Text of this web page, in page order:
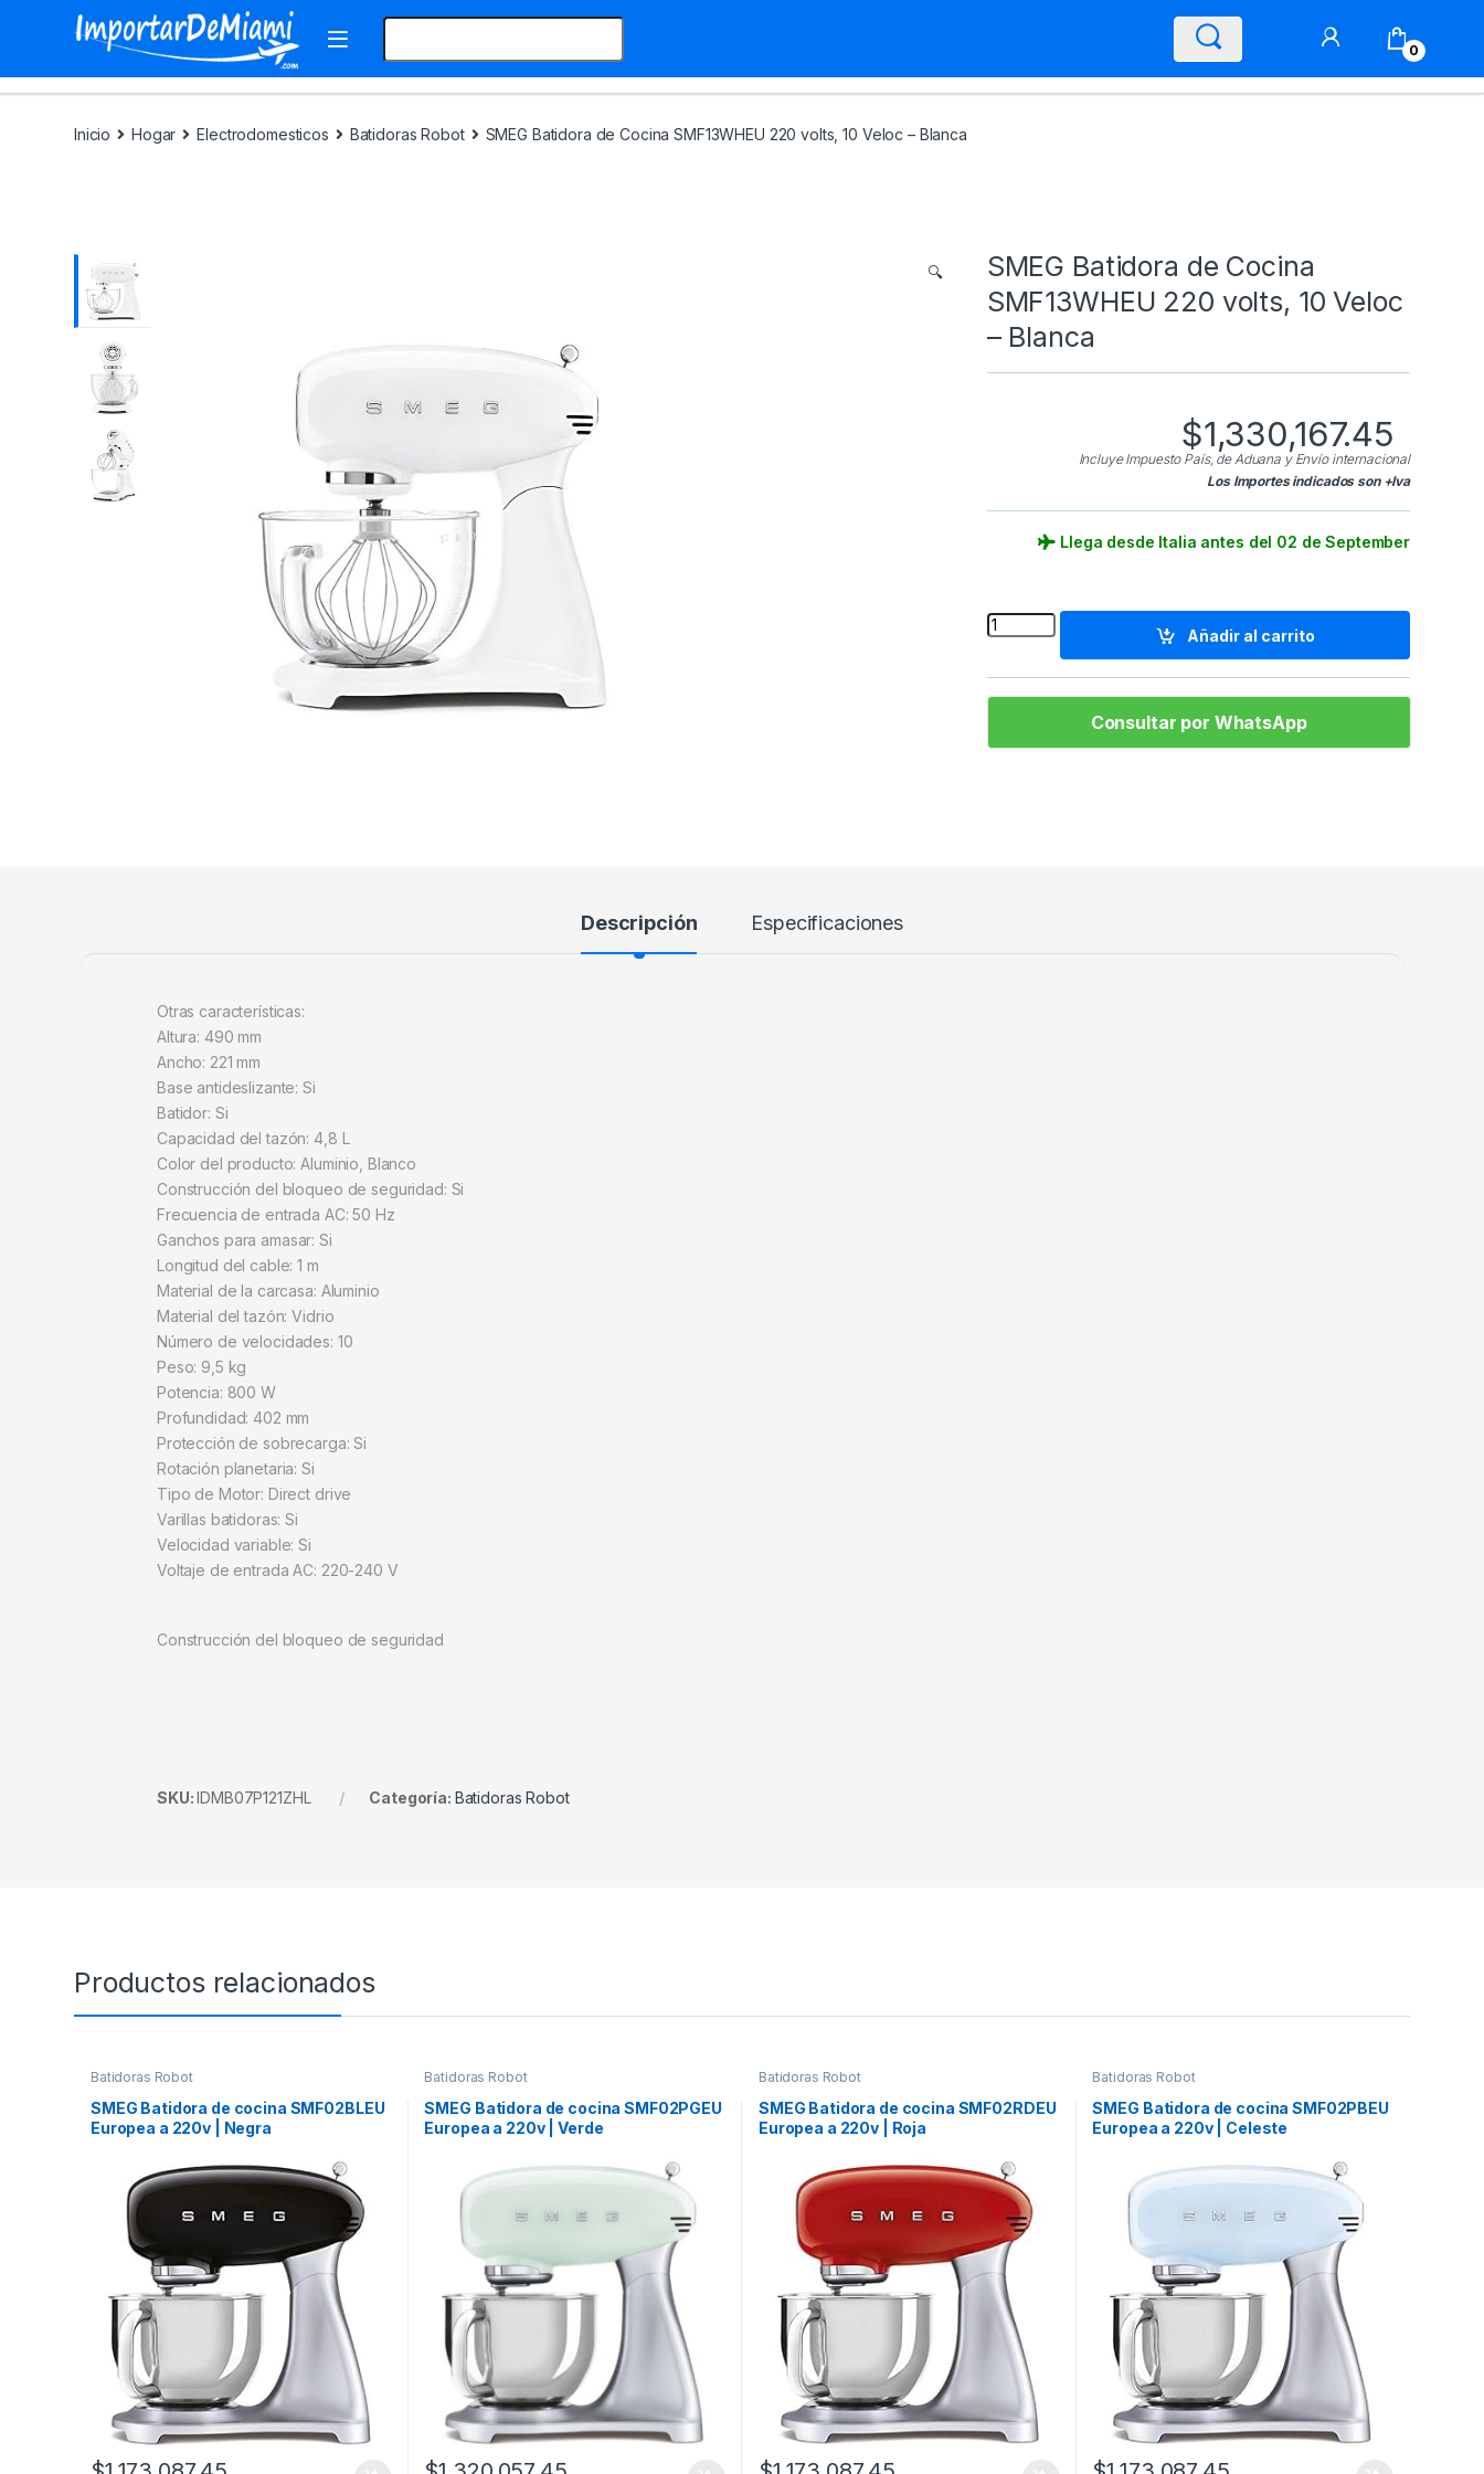
Skip to navigation
Skip to content
Search for:
0
Inicio Hogar Electrodomesticos Batidoras Robot SMEG Batidora de Cocina SMF13WHEU 220 volts, 10 Veloc – Blanca
🔍
SMEG Batidora de Cocina
SMF13WHEU 220 volts, 10 Veloc
– Blanca
$1,330,167.45
Incluye Impuesto País, de Aduana y Envío internacional
Los Importes indicados son +Iva
Llega desde Italia antes del 02 de September
Quantity
Añadir al carrito
Consultar por WhatsApp
Descripción Especificaciones
Otras características:
Altura: 490 mm
Ancho: 221 mm
Base antideslizante: Si
Batidor: Si
Capacidad del tazón: 4,8 L
Color del producto: Aluminio, Blanco
Construcción del bloqueo de seguridad: Si
Frecuencia de entrada AC: 50 Hz
Ganchos para amasar: Si
Longitud del cable: 1 m
Material de la carcasa: Aluminio
Material del tazón: Vidrio
Número de velocidades: 10
Peso: 9,5 kg
Potencia: 800 W
Profundidad: 402 mm
Protección de sobrecarga: Si
Rotación planetaria: Si
Tipo de Motor: Direct drive
Varillas batidoras: Si
Velocidad variable: Si
Voltaje de entrada AC: 220-240 V
Construcción del bloqueo de seguridad
SKU:IDMB07P121ZHL Categoría: Batidoras Robot
Productos relacionados
Batidoras Robot
SMEG Batidora de cocina SMF02BLEU
Europea a 220v | Negra
Batidoras Robot
SMEG Batidora de cocina SMF02PGEU
Europea a 220v | Verde
Batidoras Robot
SMEG Batidora de cocina SMF02RDEU
Europea a 220v | Roja
Batidoras Robot
SMEG Batidora de cocina SMF02PBEU
Europea a 220v | Celeste